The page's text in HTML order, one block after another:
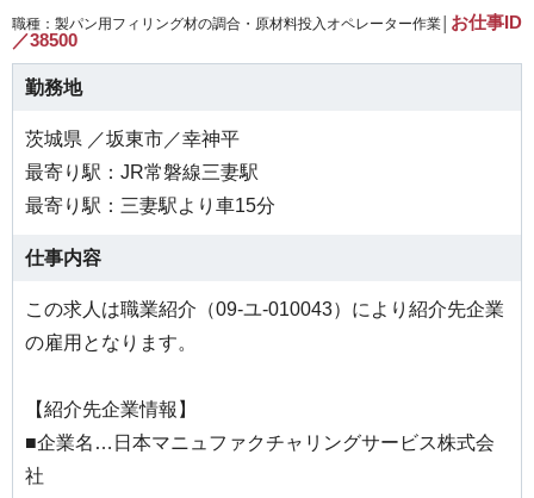
職種：製パン用フィリング材の調合・原材料投入オペレーター作業│ お仕事ID
／38500
勤務地
茨城県 ／坂東市／幸神平
最寄り駅：JR常磐線三妻駅
最寄り駅：三妻駅より車15分
仕事内容
この求人は職業紹介（09-ユ-010043）により紹介先企業
の雇用となります。
【紹介先企業情報】
■企業名…日本マニュファクチャリングサービス株式会
社